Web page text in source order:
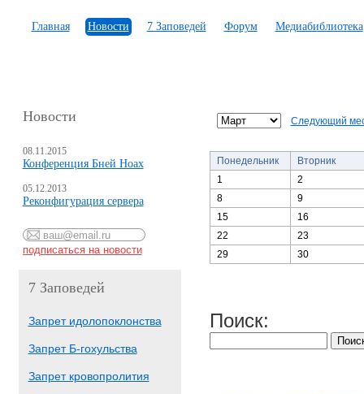
Главная Новости 7 Заповедей Форум Медиабиблиотека
Новости
08.11.2015
Конференция Бней Ноах
05.12.2013
Реконфигурация сервера
7 Заповедей
Запрет идолопоклонства
Запрет Б-гохульства
Запрет кровопролития
Следующий
Понедельник
Вторник
1
2
8
9
15
16
22
23
29
30
Поиск: